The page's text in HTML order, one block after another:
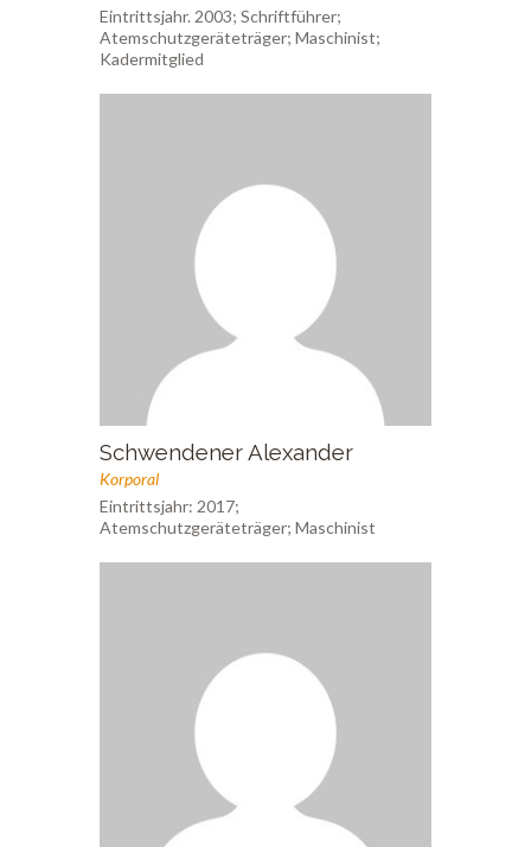
Eintrittsjahr. 2003; Schriftführer;
Atemschutzgeräteträger; Maschinist;
Kadermitglied
Schwendener Alexander
Korporal
Eintrittsjahr: 2017;
Atemschutzgeräteträger; Maschinist